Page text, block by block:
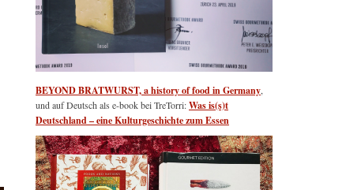
BEYOND BRATWURST, a history of food in Germany
und auf Deutsch als e-book bei TreTorri:Was is(s)t
Deutschland – eine Kulturgeschichte zum Essen